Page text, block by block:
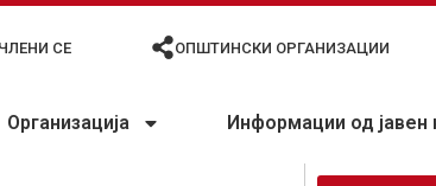
СЕ ОПШТИНСКИ ОРГАНИЗАЦИИ
Организација Информации од јавен